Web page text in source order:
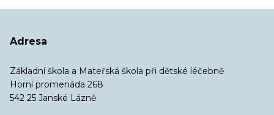
Adresa
Základní škola a Mateřská škola při dětské léčebně
Horní promenáda 268
542 25 Janské Lázně